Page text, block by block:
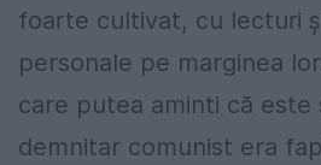
foarte cultivat, cu lecturi
personale pe marginea
care putea aminti că este
demnitar comunist era